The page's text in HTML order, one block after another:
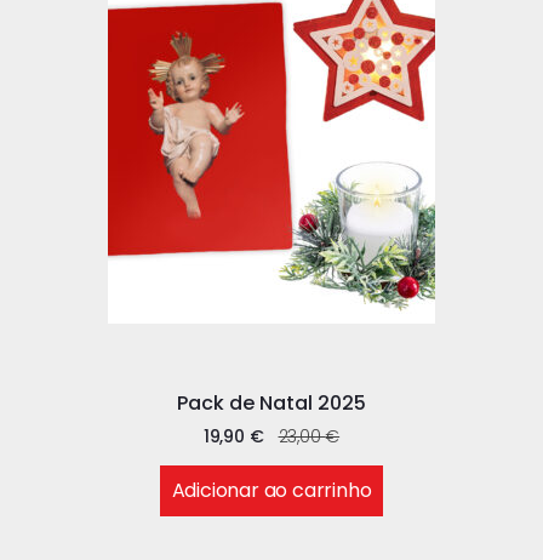
Pack de Natal 2025
23,00€
19,90 €
Adicionar ao carrinho